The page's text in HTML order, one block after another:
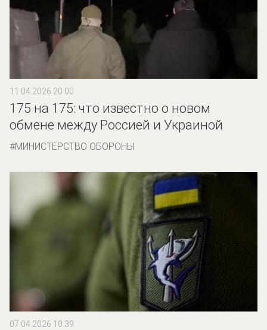
11.04.2026 20:00
175 на 175: что известно о новом
обмене между Россией и Украиной
МИНИСТЕРСТВО ОБОРОНЫ
07.04.2026 10:39